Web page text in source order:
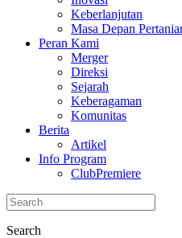
Keberlanjutan
Masa Depan
Peran Kami
Merger
Direksi
Sejarah
Keberagaman
Komunitas
Berita
Artikel
Info Program
ClubPremiere
Search